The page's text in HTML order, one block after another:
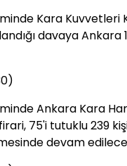
Kara Kuvvetleri
davaya
Ankara Kara
75'i tutuklu 239
devam